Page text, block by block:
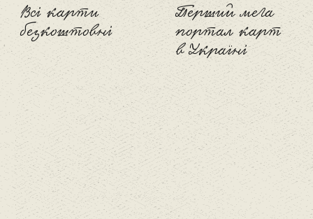
Всі карти
безкоштовні
Перший мега
портал карт
в Україні